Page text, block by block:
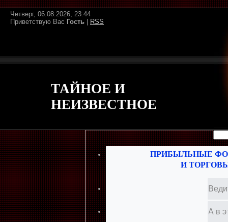
Четверг, 06.08.2026, 23:44
Приветствую Вас Гость RSS
ТАЙНОЕ И
НЕИЗВЕСТНОЕ
ПРИБЫЛЬНЫЕ
И